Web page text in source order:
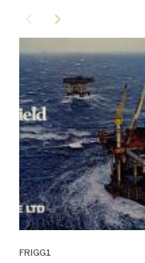
FRIGG1
navigate_next